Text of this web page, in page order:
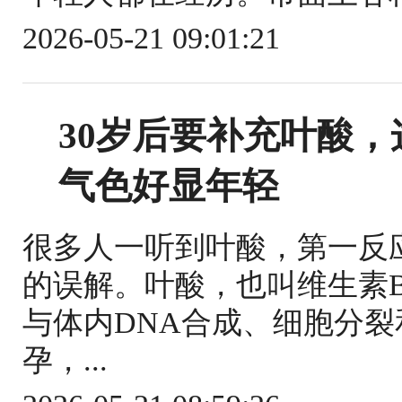
2026-05-21 09:01:21
30岁后要补充叶酸
气色好显年轻
很多人一听到叶酸，第一
的误解。叶酸，也叫维生
与体内DNA合成、细胞分
孕，...